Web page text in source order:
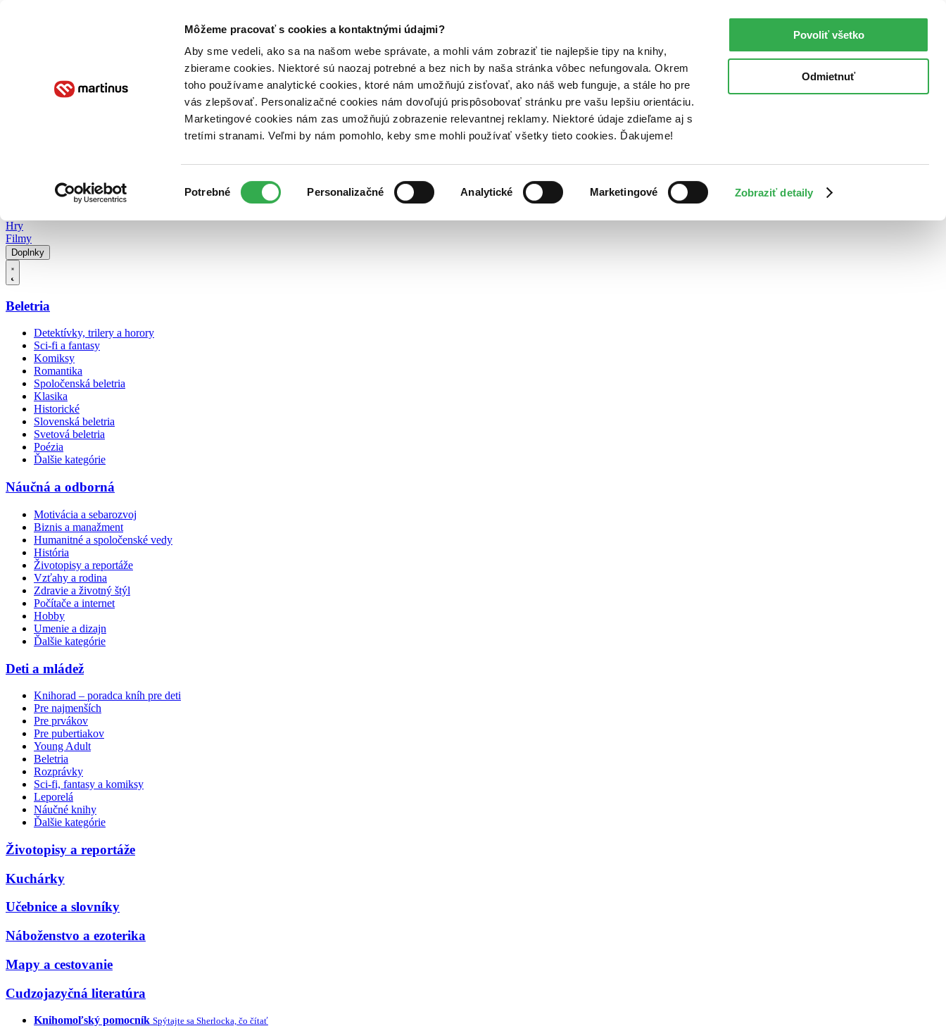
Môžeme pracovať s cookies a kontaktnými údajmi?
Aby sme vedeli, ako sa na našom webe správate, a mohli vám zobraziť tie najlepšie tipy na knihy,
zbierame cookies. Niektoré sú naozaj potrebné a bez nich by naša stránka vôbec nefungovala. Okrem
toho používame analytické cookies, ktoré nám umožňujú zisťovať, ako náš web funguje, a stále ho pre
vás zlepšovať. Personalizačné cookies nám dovoľujú prispôsobovať stránku pre vašu lepšiu orientáciu.
Marketingové cookies nám zas umožňujú zobrazenie relevantnej reklamy. Niektoré údaje zdieľame aj s
tretími stranami. Veľmi by nám pomohlo, keby sme mohli používať všetky tieto cookies. Ďakujeme!
súhlasu
Potrebné Personalizačné Analytické Marketingové Zobraziť detaily
Povoliť všetko
Odmietnuť
Poukážky Kontakt
Hry
Filmy
Doplnky
Beletria
Detektívky, trilery a horory
Sci-fi a fantasy
Komiksy
Romantika
Spoločenská beletria
Klasika
Historické
Slovenská beletria
Svetová beletria
Poézia
Ďalšie kategórie
Náučná a odborná
Motivácia a sebarozvoj
Biznis a manažment
Humanitné a spoločenské vedy
História
Životopisy a reportáže
Vzťahy a rodina
Zdravie a životný štýl
Počítače a internet
Hobby
Umenie a dizajn
Ďalšie kategórie
Deti a mládež
Knihorad – poradca kníh pre deti
Pre najmenších
Pre prvákov
Pre pubertiakov
Young Adult
Beletria
Rozprávky
Sci-fi, fantasy a komiksy
Leporelá
Náučné knihy
Ďalšie kategórie
Životopisy a reportáže
Kuchárky
Učebnice a slovníky
Náboženstvo a ezoterika
Mapy a cestovanie
Cudzojazyčná literatúra
Knihomoľský pomocník Spýtajte sa Sherlocka, čo čítať